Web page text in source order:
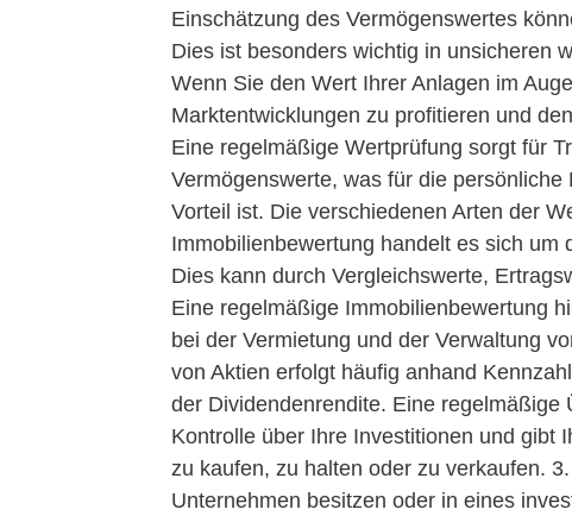
Einschätzung des Vermögenswertes
Dies ist besonders wichtig in unsicheren
Wenn Sie den Wert Ihrer Anlagen im
Marktentwicklungen zu profitieren und
Eine regelmäßige Wertprüfung sorgt für
Vermögenswerte, was für die
Vorteil ist. Die verschiedenen Arten der
Immobilienbewertung handelt es sich
Dies kann durch Vergleichswerte,
Eine regelmäßige Immobilienbewertung
bei der Vermietung und der Verwaltung
von Aktien erfolgt häufig anhand
der Dividendenrendite. Eine regelmäßige
Kontrolle über Ihre Investitionen und gibt
zu kaufen, zu halten oder zu verkaufen.
Unternehmen besitzen oder in eines